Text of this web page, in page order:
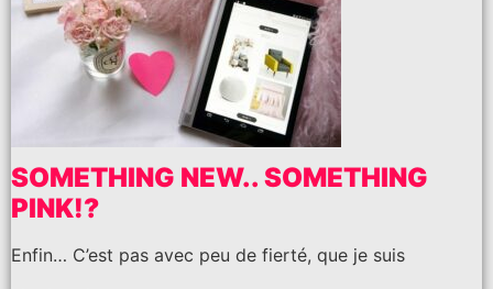
SOMETHING NEW.. SOMETHING
PINK!?
Enfin… C’est pas avec peu de fierté, que je suis